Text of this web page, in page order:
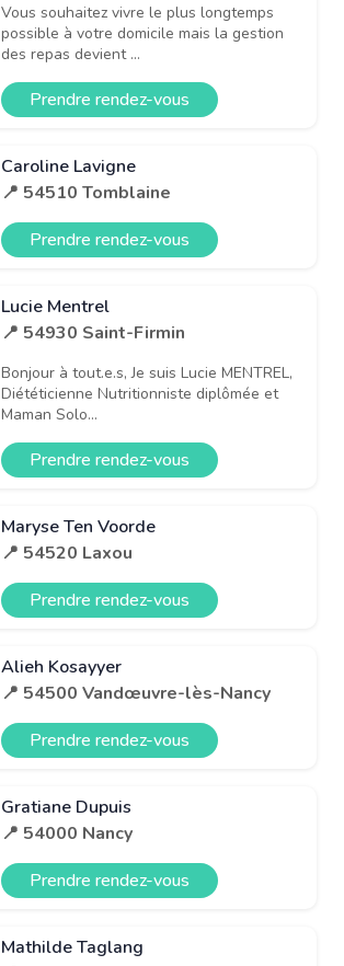
Vous souhaitez vivre le plus longtemps
possible à votre domicile mais la gestion
des repas devient ...
Prendre rendez-vous
Caroline Lavigne
📍 54510 Tomblaine
Prendre rendez-vous
Lucie Mentrel
📍 54930 Saint-Firmin
Bonjour à tout.e.s, Je suis Lucie MENTREL,
Diététicienne Nutritionniste diplômée et
Maman Solo...
Prendre rendez-vous
Maryse Ten Voorde
📍 54520 Laxou
Prendre rendez-vous
Alieh Kosayyer
📍 54500 Vandœuvre-lès-Nancy
Prendre rendez-vous
Gratiane Dupuis
📍 54000 Nancy
Prendre rendez-vous
Mathilde Taglang